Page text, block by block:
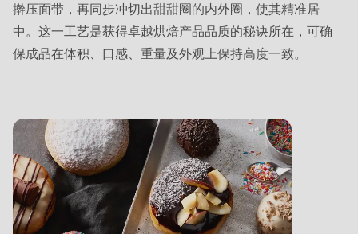
擀压面带，再同步冲切出甜甜圈的内外圈，使其精准居
中。这一工艺是获得卓越烘焙产品品质的秘诀所在，可确
保成品在体积、口感、重量及外观上保持高度一致。